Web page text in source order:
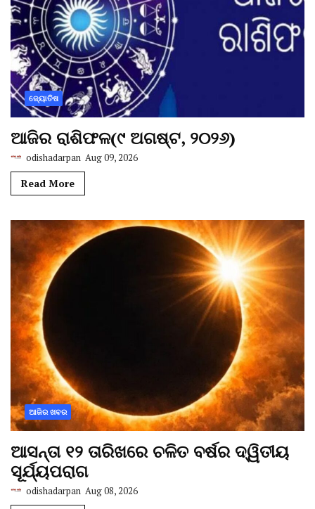
ଜ୍ୟୋତିଷ
ଆଜିର ରାଶିଫଳ(୯ ଅଗଷ୍ଟ, ୨୦୨୬)
odishadarpan Aug 09, 2026
Read More
ଆଜିର ଖବର
ଆସନ୍ତା ୧୨ ତାରିଖରେ ଚଳିତ ବର୍ଷର ଦ୍ୱିତୀୟ
ସୂର୍ଯ୍ୟପରାଗ
odishadarpan Aug 08, 2026